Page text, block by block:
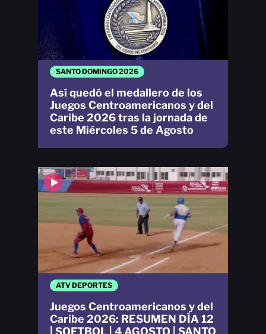
ATV DEPORTES
Juegos Centroamericanos y del
Caribe 2026: RESUMEN DÍA 12
SANTO DOMINGO 2026
Así quedó el medallero de los
Juegos Centroamericanos y del
Caribe 2026 tras la jornada de
este Miércoles 5 de Agosto